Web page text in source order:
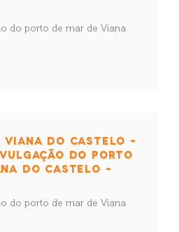
do porto de mar de Viana
VIANA DO CASTELO –
DO PORTO
DO CASTELO –
do porto de mar de Viana